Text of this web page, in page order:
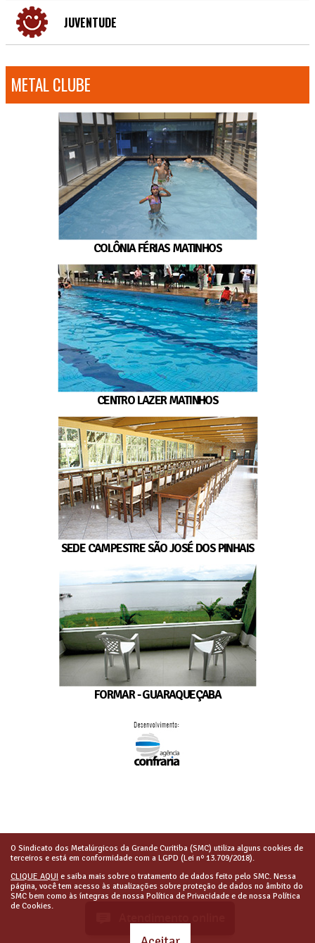
JUVENTUDE
METAL CLUBE
COLÔNIA FÉRIAS MATINHOS
CENTRO LAZER MATINHOS
SEDE CAMPESTRE SÃO JOSÉ DOS PINHAIS
FORMAR - GUARAQUEÇABA
O Sindicato dos Metalúrgicos da Grande Curitiba (SMC) utiliza alguns cookies de
terceiros e está em conformidade com a LGPD (Lei nº 13.709/2018).
CLIQUE AQUI e saiba mais sobre o tratamento de dados feito pelo SMC. Nessa
página, você tem acesso às atualizações sobre proteção de dados no âmbito do
SMC bem como às íntegras de nossa Política de Privacidade e de nossa Política
de Cookies.